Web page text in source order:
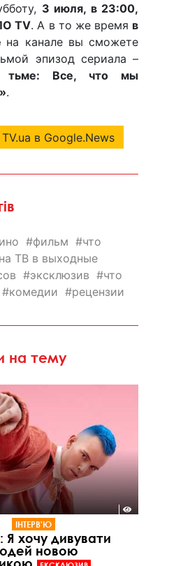
3 июля, в 23:00,
TV. А в то же время в
на канале вы сможете
эпизод сериала –
тьме: Все, что мы
.
в Google.News
фильм
что
ТВ в выходные
эксклюзив
что
комедии рецензии
на тему
ІНТЕРВ'Ю
Я хочу дивувати
новою